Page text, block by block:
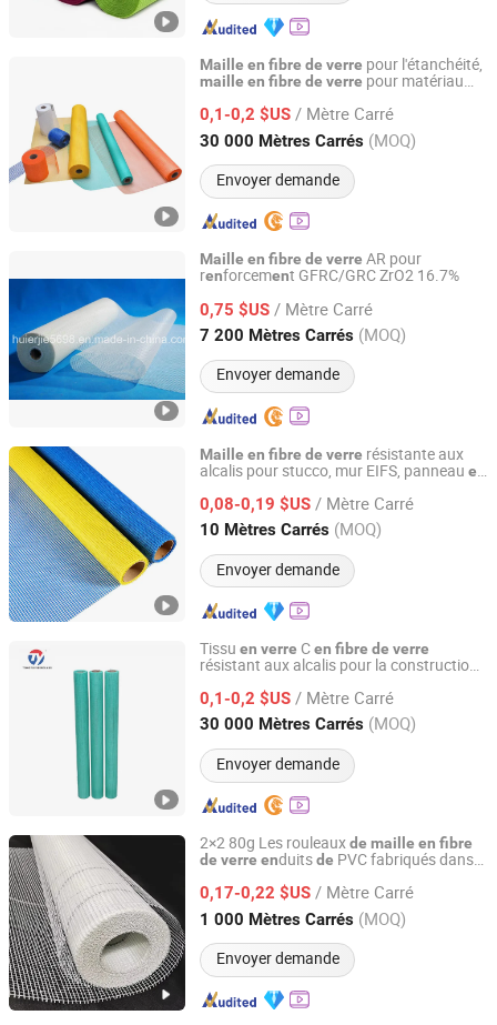
Maille en fibre de verre pour l'étanchéité,
maille en fibre de verre pour matériau
0,1-0,2 $US / Mètre Carré
30 000 Mètres Carrés (MOQ)
Envoyer demande
Qinhuangdao Tongyu Building Material Co., Ltd.
Hebei, China Depuis 2023
Maille en fibre de verre AR pour
renforcement GFRC/GRC ZrO2 16.7%
0,75 $US / Mètre Carré
7 200 Mètres Carrés (MOQ)
Envoyer demande
HUIERJIE NEW MATERIAL TECHNOLOGY CO., LTD.
Hubei, China Depuis 2009
Maille en fibre de verre résistante aux
alcalis pour stucco, mur EIFS, panneau en
fibredeverre3G-15g 75g 125g 145g
160g 510g
0,08-0,19 $US / Mètre Carré
10 Mètres Carrés (MOQ)
Envoyer demande
QINGDAO HONTED BUILDING MATERIALS CO.,LTD
Shandong, China Depuis 2020
Tissu en verre Cen fibre de verre
résistant aux alcalis pour la construction,
matériaudeconstruction
0,1-0,2 $US / Mètre Carré
30 000 Mètres Carrés (MOQ)
Envoyer demande
Qinhuangdao Tongyu Building Material Co., Ltd.
Hebei, China Depuis 2023
2×2 80g Les rouleauxde maille en fibre
de verre enduitsde PVC fabriqués dans
projetsdeplâtrage etdepeinture
0,17-0,22 $US / Mètre Carré
1 000 Mètres Carrés (MOQ)
Envoyer demande
Xuzhou Yongyou Glass Technology Co., Ltd.
Jiangsu, China Depuis 2026